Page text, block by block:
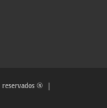
reservados ® |